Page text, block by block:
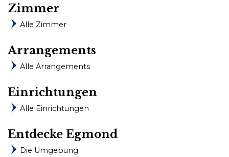
info@dedennen.nl
Zimmer
Alle Zimmer
Arrangements
Alle Arrangements
Einrichtungen
Alle Einrichtungen
Entdecke Egmond
Die Umgebung